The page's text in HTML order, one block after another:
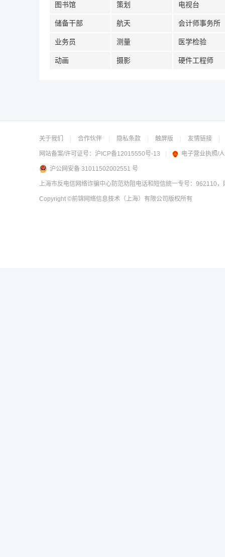
图书馆 策划 电视台
储备干部 航天 会计师事务所
业务员 测量 医学检验
动画 摄影 硬件工程师
关于我们 合作伙伴 隐私条款 触屏版 友情链接
网站备案/许可证号： 沪ICP备12015550号-13 电子营业执照/
沪公网安备 31011502002551 号
上海市反电信网络诈骗中心防范劝阻电话和短信统一专号：962110
Copyright ©前锦网络信息技术（上海）有限公司 版权所有